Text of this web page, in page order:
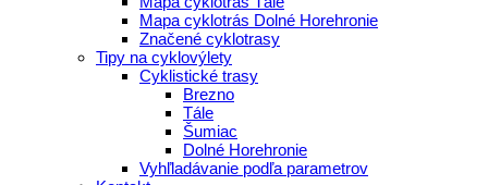
Mapa cyklotrás Dolné Horehronie
Značené cyklotrasy
Tipy na cyklovýlety
Cyklistické trasy
Brezno
Tále
Šumiac
Dolné Horehronie
Vyhľladávanie podľa parametrov